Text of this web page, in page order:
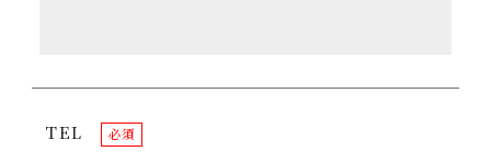
TEL 必須